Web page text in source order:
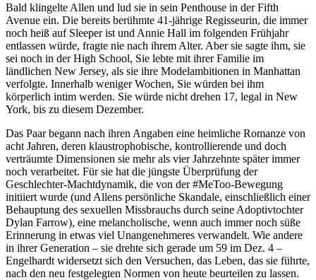
Bald klingelte Allen und lud sie in sein Penthouse in der Fifth
Avenue ein. Die bereits berühmte 41-jährige Regisseurin, die immer
noch heiß auf Sleeper ist und Annie Hall im folgenden Frühjahr
entlassen würde, fragte nie nach ihrem Alter. Aber sie sagte ihm, sie
sei noch in der High School, Sie lebte mit ihrer Familie im
ländlichen New Jersey, als sie ihre Modelambitionen in Manhattan
verfolgte. Innerhalb weniger Wochen, Sie würden bei ihm
körperlich intim werden. Sie würde nicht drehen 17, legal in New
York, bis zu diesem Dezember.
Das Paar begann nach ihren Angaben eine heimliche Romanze von
acht Jahren, deren klaustrophobische, kontrollierende und doch
verträumte Dimensionen sie mehr als vier Jahrzehnte später immer
noch verarbeitet. Für sie hat die jüngste Überprüfung der
Geschlechter-Machtdynamik, die von der #MeToo-Bewegung
initiiert wurde (und Allens persönliche Skandale, einschließlich einer
Behauptung des sexuellen Missbrauchs durch seine Adoptivtochter
Dylan Farrow), eine melancholische, wenn auch immer noch süße
Erinnerung in etwas viel Unangenehmeres verwandelt. Wie andere
in ihrer Generation – sie drehte sich gerade um 59 im Dez. 4 –
Engelhardt widersetzt sich den Versuchen, das Leben, das sie führte,
nach den neu festgelegten Normen von heute beurteilen zu lassen.